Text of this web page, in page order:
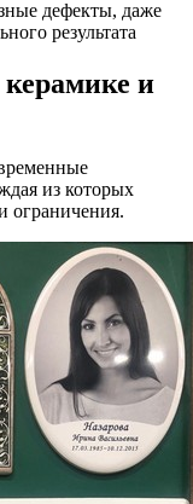
дефекты, даже
результата
и
из которых
ограничения.